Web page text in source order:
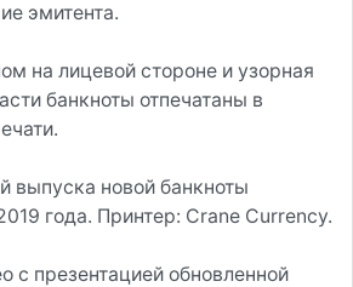
эмитента.
на лицевой стороне и узорная
банкноты отпечатаны в
выпуска новой банкноты
года. Принтер: Crane Currency.
с презентацией обновленной